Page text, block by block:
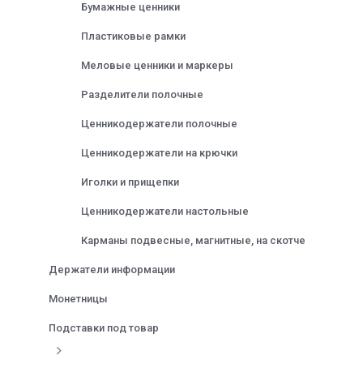
Бумажные ценники
Пластиковые рамки
Меловые ценники и маркеры
Разделители полочные
Ценникодержатели полочные
Ценникодержатели на крючки
Иголки и прищепки
Ценникодержатели настольные
Карманы подвесные, магнитные, на скотче
Держатели информации
Монетницы
Подставки под товар